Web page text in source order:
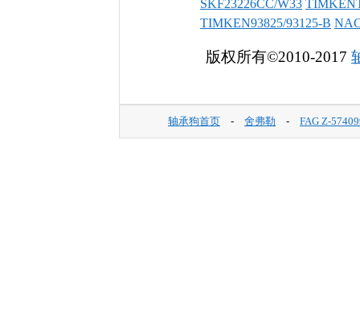
SKF23226CC/W33
TIMKEN93825/93125-B
版权所有©2010-2017
轴承狗首页 - 舍弗勒 - FAG Z-